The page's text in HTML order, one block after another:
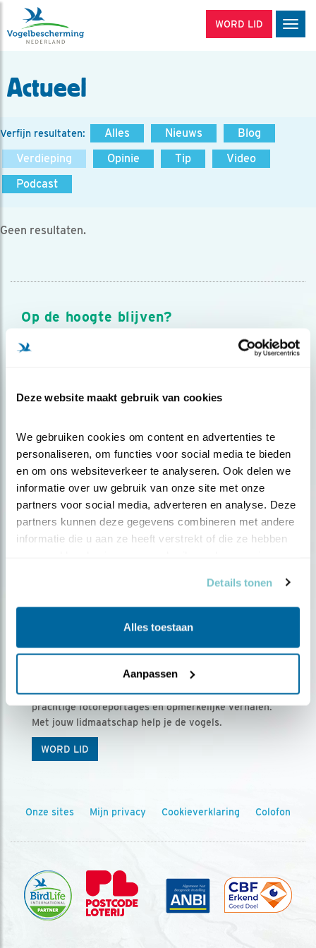
Deze website maakt gebruik van cookies
We gebruiken cookies om content en advertenties te
personaliseren, om functies voor social media te bieden
en om ons websiteverkeer te analyseren. Ook delen we
informatie over uw gebruik van onze site met onze
partners voor social media, adverteren en analyse. Deze
partners kunnen deze gegevens combineren met andere
informatie die u aan ze heeft verstrekt of die ze hebben
Details tonen
Alles toestaan
Aanpassen
WORD LID
Actueel
Verfijn resultaten: Alles Nieuws
Blog
Verdieping
Opinie Tip
Video
Podcast
Geen resultaten.
Op de hoogte blijven?
Meld je aan en ontvang nieuws, inspiratie, acties en tips
over vogels en activiteiten van Vogelbescherming.
Ontvang 5 x Vogels voor € 36,00 per jaar
Vogels is het tijdschrift voor onze leden, met
prachtige fotoreportages en opmerkelijke verhalen.
Met jouw lidmaatschap help je de vogels.
WORD LID
Onze sites Mijn privacy Cookieverklaring Colofon